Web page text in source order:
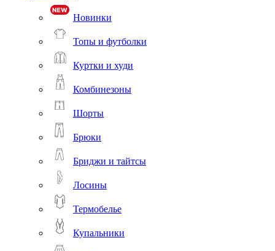
Новинки
Топы и футболки
Куртки и худи
Комбинезоны
Шорты
Брюки
Бриджи и тайтсы
Лосины
Термобелье
Купальники